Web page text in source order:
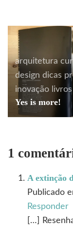
arquitetura
design dicas
inovação livros
Yes is more!
1
A extinção
Publicado
Responder
[…]